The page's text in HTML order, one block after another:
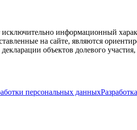
информационный
на сайте, являются
объектов долевого
персональных данных